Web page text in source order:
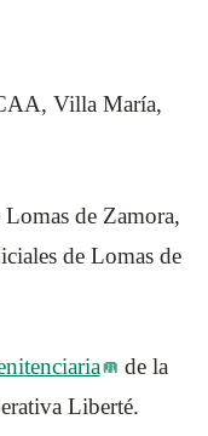
Villa María,
de Zamora,
de Lomas de
de la
Liberté.